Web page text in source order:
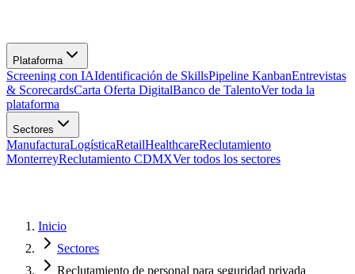
Screening con IAIdentificación de SkillsPipeline KanbanEntrevistas
& ScorecardsCarta Oferta DigitalBanco de TalentoVer toda la
plataforma
ManufacturaLogísticaRetailHealthcareReclutamiento
MonterreyReclutamiento CDMXVer todos los sectores
Inicio
Sectores
Reclutamiento de personal para seguridad privada